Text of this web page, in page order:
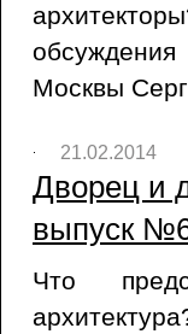
Москвы
21.02.2014
Дворец и
выпуск
Что